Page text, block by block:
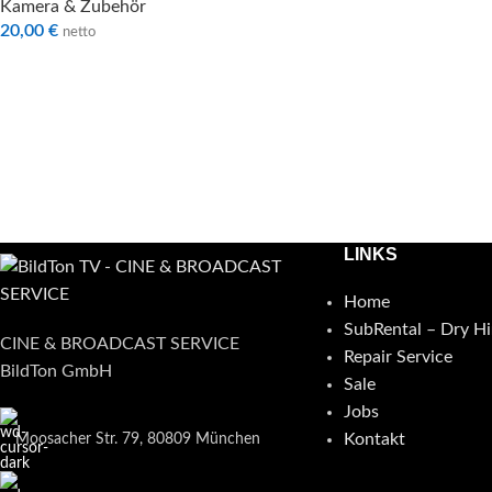
Kamera & Zubehör
20,00 € netto
CINE & BROADCAST SERVICE
BildTon GmbH
Moosacher Str. 79, 80809 München
LINKS
Home
SubRental – Dry
Repair Service
Sale
Jobs
Kontakt